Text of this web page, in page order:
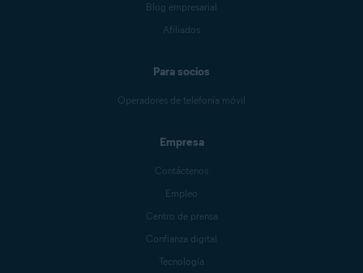
Blog empresarial
Afiliados
Para socios
Operadores de telefonía móvil
Empresa
Contáctenos
Empleo
Centro de prensa
Confianza digital
Tecnología